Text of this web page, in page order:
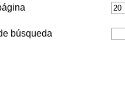
búsqueda